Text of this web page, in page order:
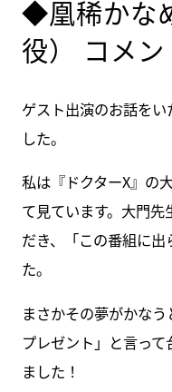
◆凰稀かな
役） コメン
ゲスト出演のお話を
した。
私は『ドクターX』の
て見ています。大門
だき、「この番組に
た。
まさかその夢がかな
プレゼント」と言っ
ました！